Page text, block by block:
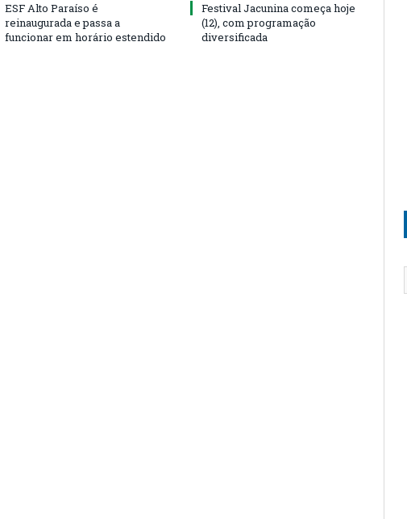
ESF Alto Paraíso é
reinaugurada e passa a
funcionar em horário estendido
Festival Jacunina começa hoje
(12), com programação
diversificada